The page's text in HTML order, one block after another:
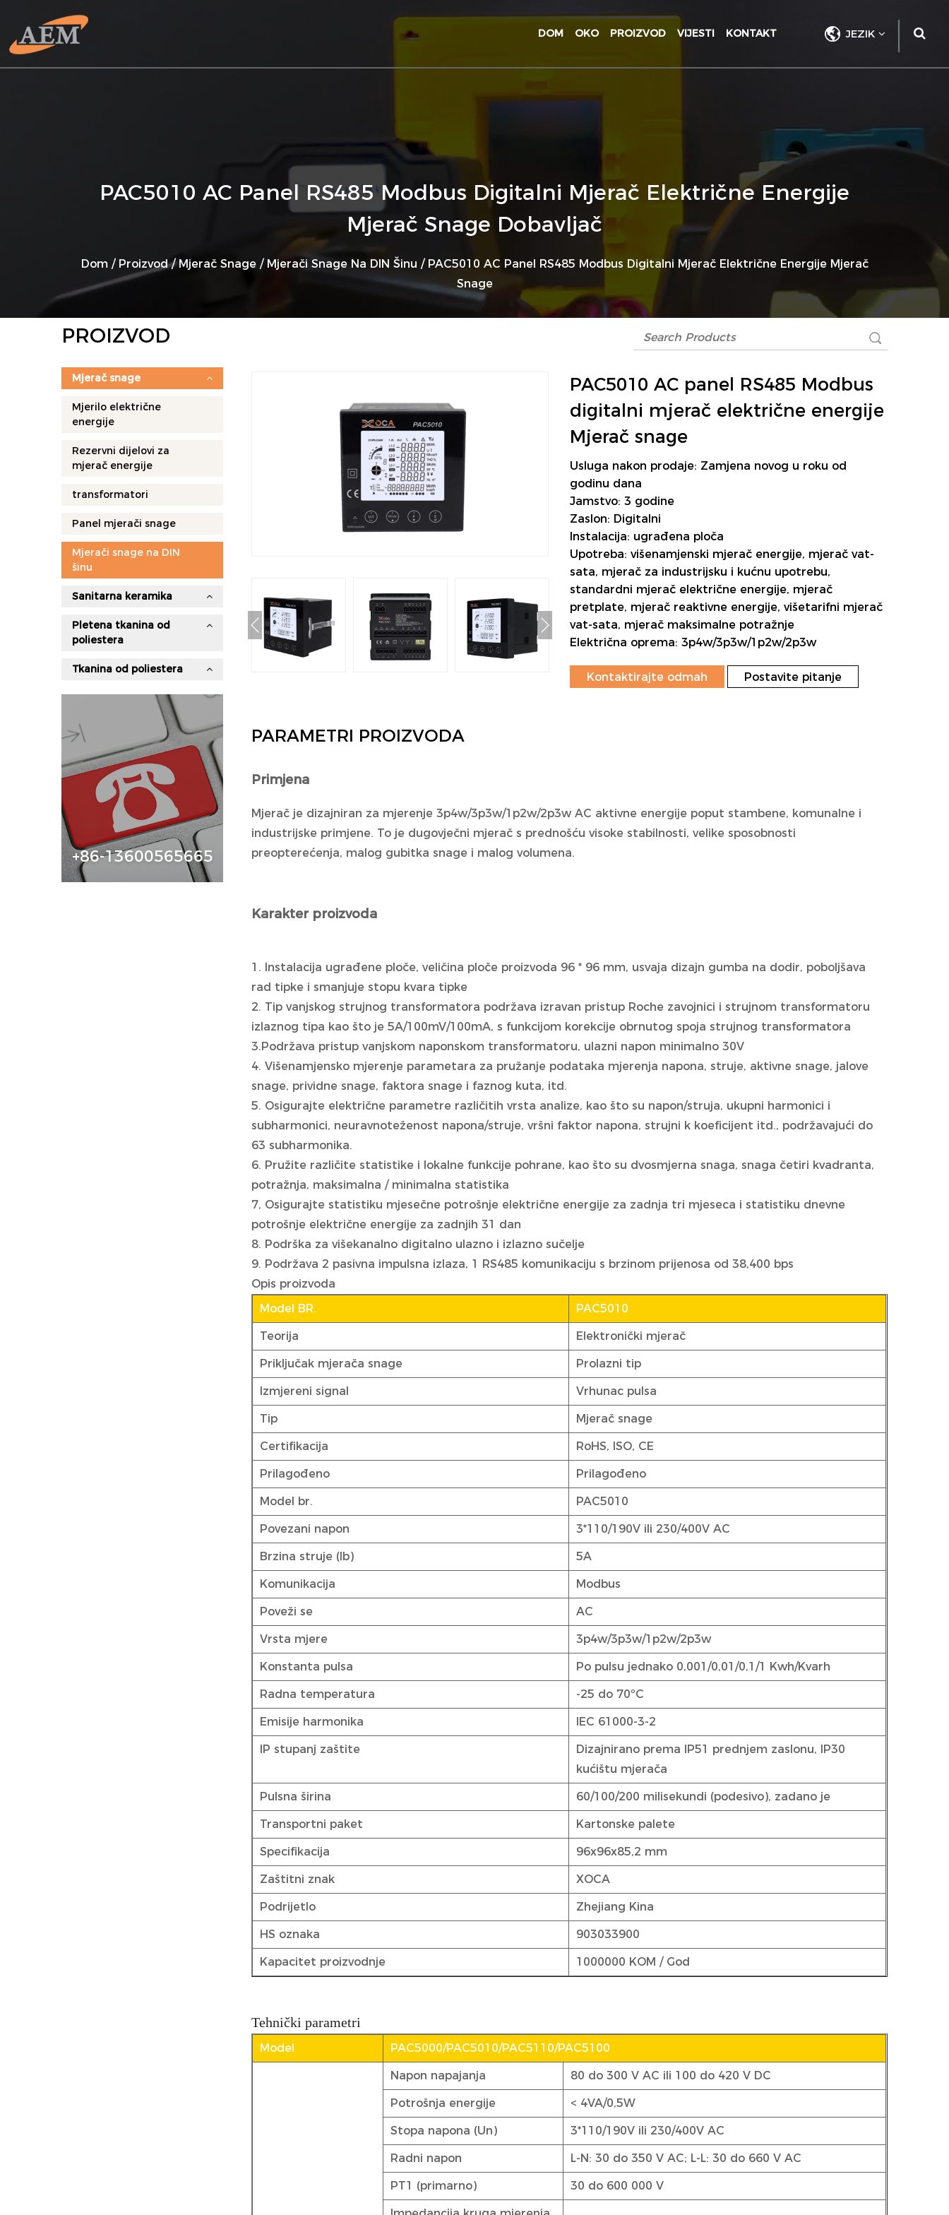
JEZIK
DOM OKO PROIZVOD VIJESTI KONTAKT
PAC5010 AC Panel RS485 Modbus Digitalni Mjerač Električne Energije
Mjerač Snage Dobavljač
Dom/ Proizvod/Mjerač Snage/ Mjerači Snage Na DIN Šinu / PAC5010 AC Panel RS485 Modbus Digitalni Mjerač Električne Energije Mjerač
Snage
PROIZVOD
Mjerač snage
Mjerilo električne
energije
Rezervni dijelovi za
mjerač energije
transformatori
Panel mjerači snage
Mjerači snage na DIN
šinu
Sanitarna keramika
Pletena tkanina od
poliestera
Tkanina od poliestera
+86-13600565665
PAC5010 AC panel RS485 Modbus
digitalni mjerač električne energije
Mjerač snage
Usluga nakon prodaje: Zamjena novog u roku od
godinu dana
Jamstvo: 3 godine
Zaslon: Digitalni
Instalacija: ugrađena ploča
Upotreba: višenamjenski mjerač energije, mjerač vat-
sata, mjerač za industrijsku i kućnu upotrebu,
standardni mjerač električne energije, mjerač
pretplate, mjerač reaktivne energije, višetarifni mjerač
vat-sata, mjerač maksimalne potražnje
Električna oprema: 3p4w/3p3w/1p2w/2p3w
Kontaktirajte odmah Postavite pitanje
PARAMETRI PROIZVODA
Primjena
Mjerač je dizajniran za mjerenje 3p4w/3p3w/1p2w/2p3w AC aktivne energije poput stambene, komunalne i
industrijske primjene. To je dugovječni mjerač s prednošću visoke stabilnosti, velike sposobnosti
preopterećenja, malog gubitka snage i malog volumena.
Karakter proizvoda
1. Instalacija ugrađene ploče, veličina ploče proizvoda 96 * 96 mm, usvaja dizajn gumba na dodir, poboljšava
rad tipke i smanjuje stopu kvara tipke
2. Tip vanjskog strujnog transformatora podržava izravan pristup Roche zavojnici i strujnom transformatoru
izlaznog tipa kao što je 5A/100mV/100mA, s funkcijom korekcije obrnutog spoja strujnog transformatora
3.Podržava pristup vanjskom naponskom transformatoru, ulazni napon minimalno 30V
4. Višenamjensko mjerenje parametara za pružanje podataka mjerenja napona, struje, aktivne snage, jalove
snage, prividne snage, faktora snage i faznog kuta, itd.
5. Osigurajte električne parametre različitih vrsta analize, kao što su napon/struja, ukupni harmonici i
subharmonici, neuravnoteženost napona/struje, vršni faktor napona, strujni k koeficijent itd., podržavajući do
63 subharmonika.
6. Pružite različite statistike i lokalne funkcije pohrane, kao što su dvosmjerna snaga, snaga četiri kvadranta,
potražnja, maksimalna / minimalna statistika
7, Osigurajte statistiku mjesečne potrošnje električne energije za zadnja tri mjeseca i statistiku dnevne
potrošnje električne energije za zadnjih 31 dan
8. Podrška za višekanalno digitalno ulazno i ​​izlazno sučelje
9. Podržava 2 pasivna impulsna izlaza, 1 RS485 komunikaciju s brzinom prijenosa od 38,400 bps
Opis proizvoda
Model BR.
PAC5010
Teorija Elektronički mjerač
Priključak mjerača snage Prolazni tip
Izmjereni signal Vrhunac pulsa
Tip Mjerač snage
Certifikacija RoHS, ISO, CE
Prilagođeno Prilagođeno
Model br. PAC5010
Povezani napon 3*110/190V ili 230/400V AC
Brzina struje (Ib) 5A
Komunikacija Modbus
Poveži se AC
Vrsta mjere 3p4w/3p3w/1p2w/2p3w
Konstanta pulsa Po pulsu jednako 0,001/0,01/0,1/1 Kwh/Kvarh
Radna temperatura -25 do 70ºC
Emisije harmonika IEC 61000-3-2
IP stupanj zaštite
Dizajnirano prema IP51 prednjem zaslonu, IP30
kućištu mjerača
Pulsna širina 60/100/200 milisekundi (podesivo), zadano je
Transportni paket Kartonske palete
Specifikacija 96x96x85,2 mm
Zaštitni znak XOCA
Podrijetlo Zhejiang Kina
HS oznaka 903033900
Kapacitet proizvodnje 1000000 KOM / God
Tehnički parametri
Model PAC5000/PAC5010/PAC5110/PAC5100
Napon napajanja 80 do 300 V AC ili 100 do 420 V DC
Potrošnja energije < 4VA/0,5W
Stopa napona (Un) 3*110/190V ili 230/400V AC
Radni napon L-N: 30 do 350 V AC; L-L: 30 do 660 V AC
PT1 (primarno) 30 do 600 000 V